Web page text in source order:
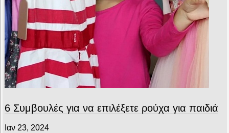
6 Συμβουλές για να επιλέξετε ρούχα για παιδιά
Ιαν 23, 2024